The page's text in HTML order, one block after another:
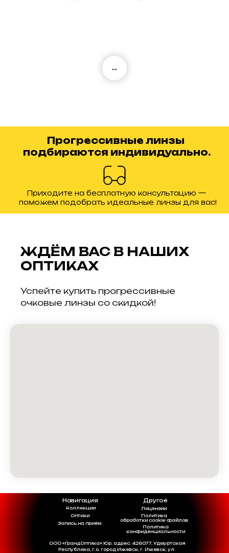
↔
поможем подобрать идеальные линзы для вас!
Приходите на бесплатную консультацию —
подбираются индивидуально.
Прогрессивные линзы
ЖДЁМ ВАС В НАШИХ
ОПТИКАХ
Успейте купить прогрессивные
очковые линзы со скидкой!
ООО «ГрандОптика» Юр. адрес: 426077, Удмуртская
Республика, г.о. город Ижевск, г. Ижевск, ул.
Политика
обработки cookie-файлов
Политика
конфиденциальности
Лицензии
Другое
Коллекции
Оптики
Запись на приём
Навигация